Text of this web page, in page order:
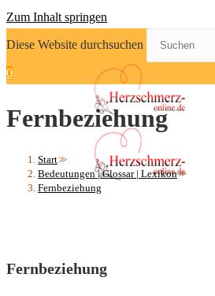
Zum Inhalt springen
Diese Website durchsuchen
0
Fernbeziehung
Start>>
Bedeutungen | Glossar | Lexikon>>
Fernbeziehung
Fernbeziehung